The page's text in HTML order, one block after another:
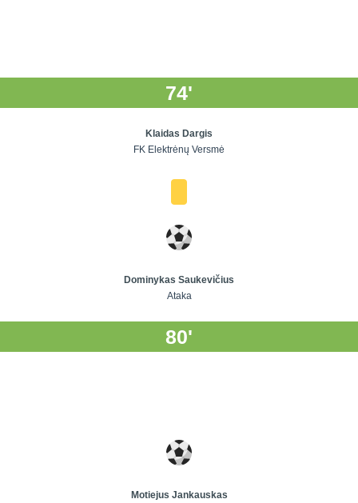
74'
Klaidas Dargis
FK Elektrėnų Versmė
Dominykas Saukevičius
Ataka
80'
Motiejus Jankauskas